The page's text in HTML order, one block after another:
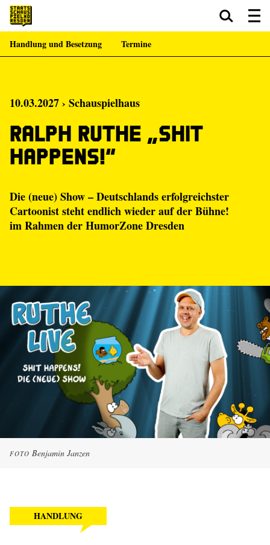
Zum Hauptinhalt springen Zum Footer springen
Handlung und Besetzung Termine
10.03.2027 › Schauspielhaus
Ralph Ruthe „Shit
happens!“
Die (neue) Show – Deutschlands erfolgreichster
Cartoonist steht endlich wieder auf der Bühne!
im Rahmen der HumorZone Dresden
FOTO Benjamin Janzen
HANDLUNG